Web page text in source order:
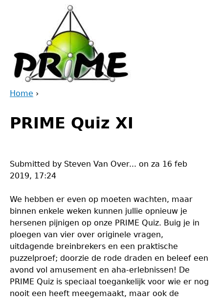
are
Home ›
to
top
PRIME Quiz XI
Submitted by Steven Van Over... on za 16 feb
2019, 17:24
We hebben er even op moeten wachten, maar
binnen enkele weken kunnen jullie opnieuw je
hersenen pijnigen op onze PRIME Quiz. Buig je in
ploegen van vier over originele vragen,
uitdagende breinbrekers en een praktische
puzzelproef; doorzie de rode draden en beleef een
avond vol amusement en aha-erlebnissen! De
PRIME Quiz is speciaal toegankelijk voor wie er nog
nooit een heeft meegemaakt, maar ook de